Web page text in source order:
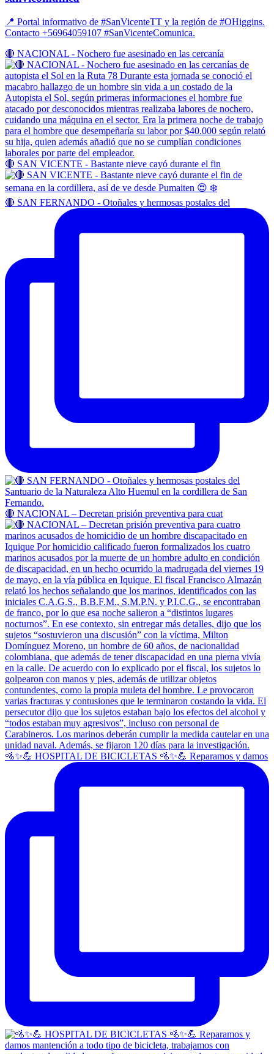
📍 Portal informativo de #SanVicenteTT y la región de #OHiggins.
Contacto +56964059107 #SanVicenteComunica.
🔴 NACIONAL - Nochero fue asesinado en las cercanía
🔴 SAN VICENTE - Bastante nieve cayó durante el fin
🔴 SAN FERNANDO - Otoñales y hermosas postales del
🔴 NACIONAL – Decretan prisión preventiva para cuat
🚵✨💪 HOSPITAL DE BICICLETAS 🚵✨💪 Reparamos y damos